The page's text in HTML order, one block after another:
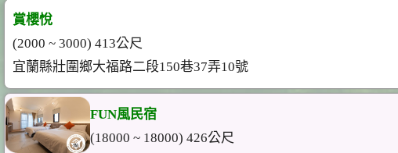
賞櫻悅
(2000 ~ 3000) 413公尺
宜蘭縣壯圍鄉大福路二段150巷37弄10號
FUN風民宿
(18000 ~ 18000) 426公尺